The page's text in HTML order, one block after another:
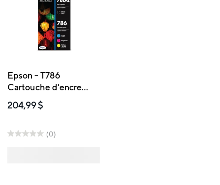
Epson - T786
Cartouche d'encre
- Capacités mixtes -
Emballage mixte – Noir
204,99 $
(0)